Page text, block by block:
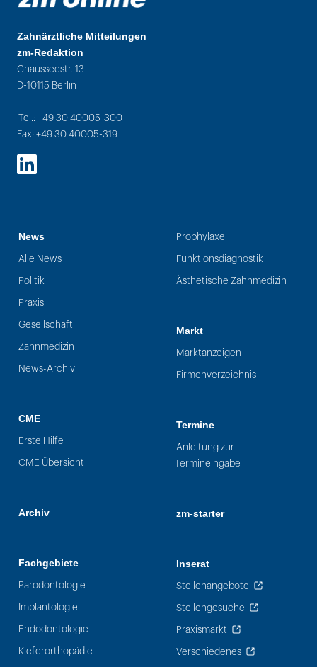
Zahnärztliche Mitteilungen
zm-Redaktion
Chausseestr. 13
D-10115 Berlin
Tel.: +49 30 40005-300
Fax: +49 30 40005-319
LinkedIn
News
Alle News
Politik
Praxis
Gesellschaft
Zahnmedizin
News-Archiv
CME
Erste Hilfe
CME Übersicht
Archiv
Fachgebiete
Parodontologie
Implantologie
Endodontologie
Kieferorthopädie
Prophylaxe
Funktionsdiagnostik
Ästhetische Zahnmedizin
Markt
Marktanzeigen
Firmenverzeichnis
Termine
Anleitung zur
Termineingabe
zm-starter
Inserat
Stellenangebote
Stellengesuche
Praxismarkt
Verschiedenes